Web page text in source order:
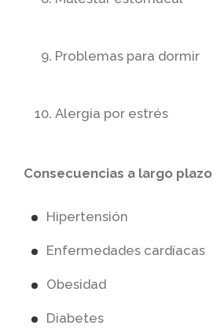
Problemas para dormir
Alergia por estrés
Consecuencias a largo plazo
Hipertensión
Enfermedades cardíacas
Obesidad
Diabetes